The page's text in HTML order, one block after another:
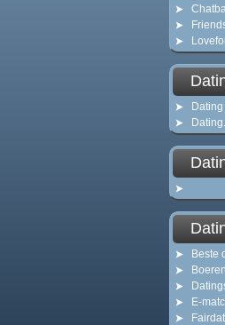
Beste
E-